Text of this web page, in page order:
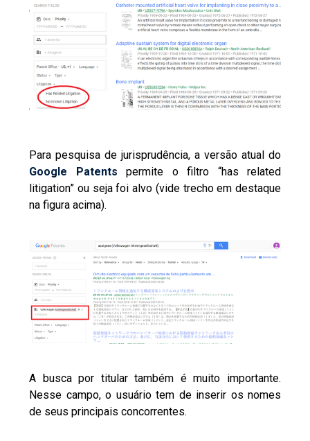
Para pesquisa de jurisprudência, a versão atual do
Google Patents permite o filtro “has related
litigation” ou seja foi alvo (vide trecho em destaque
na figura acima).
A busca por titular também é muito importante.
Nesse campo, o usuário tem de inserir os nomes
de seus principais concorrentes.